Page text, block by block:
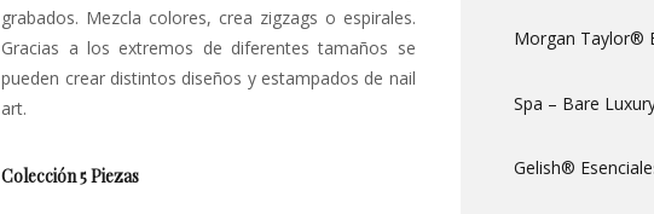
grabados. Mezcla colores, crea zigzags o espirales.
Gracias a los extremos de diferentes tamaños se
pueden crear distintos diseños y estampados de nail
art.
Colección 5 Piezas
Morgan Taylor®
Spa – Bare
Gelish®